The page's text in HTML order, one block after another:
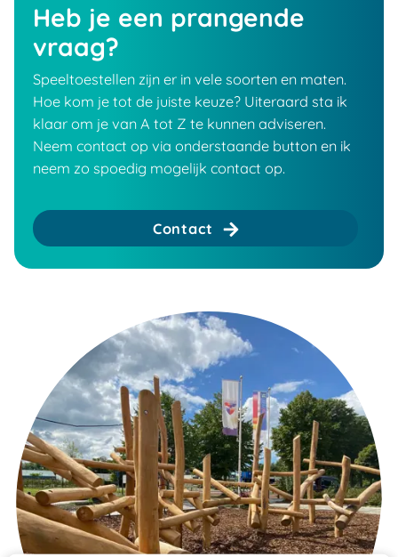
Heb je een prangende
vraag?
Speeltoestellen zijn er in vele soorten en maten.
Hoe kom je tot de juiste keuze? Uiteraard sta ik
klaar om je van A tot Z te kunnen adviseren.
Neem contact op via onderstaande button en ik
neem zo spoedig mogelijk contact op.
Contact